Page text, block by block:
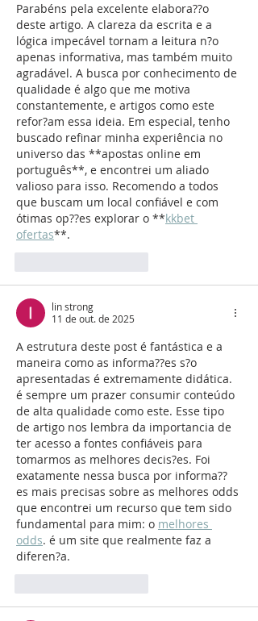
Parabéns pela excelente elabora??o
deste artigo. A clareza da escrita e a
lógica impecável tornam a leitura n?o
apenas informativa, mas também muito
agradável. A busca por conhecimento de
qualidade é algo que me motiva
constantemente, e artigos como este
refor?am essa ideia. Em especial, tenho
buscado refinar minha experiência no
universo das **apostas online em
português**, e encontrei um aliado
valioso para isso. Recomendo a todos
que buscam um local confiável e com
ótimas op??es explorar o **kkbet
ofertas**.
lin strong
11 de out. de 2025
A estrutura deste post é fantástica e a
maneira como as informa??es s?o
apresentadas é extremamente didática.
é sempre um prazer consumir conteúdo
de alta qualidade como este. Esse tipo
de artigo nos lembra da importancia de
ter acesso a fontes confiáveis para
tomarmos as melhores decis?es. Foi
exatamente nessa busca por informa??
es mais precisas sobre as melhores odds
que encontrei um recurso que tem sido
fundamental para mim: o melhores
odds. é um site que realmente faz a
diferen?a.